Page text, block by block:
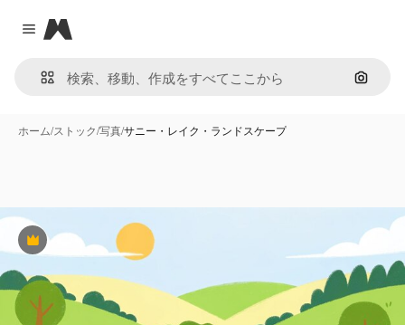
Close menu
Magnific
画像で
ホーム/ストック/写真/サニー・レイク・ランドスケープ
Premium